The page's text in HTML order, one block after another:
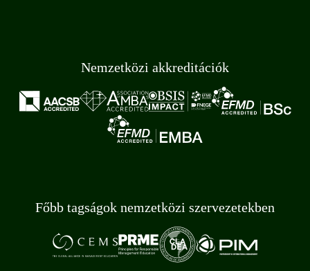
Nemzetközi akkreditációk
Főbb tagságok nemzetközi szervezetekben